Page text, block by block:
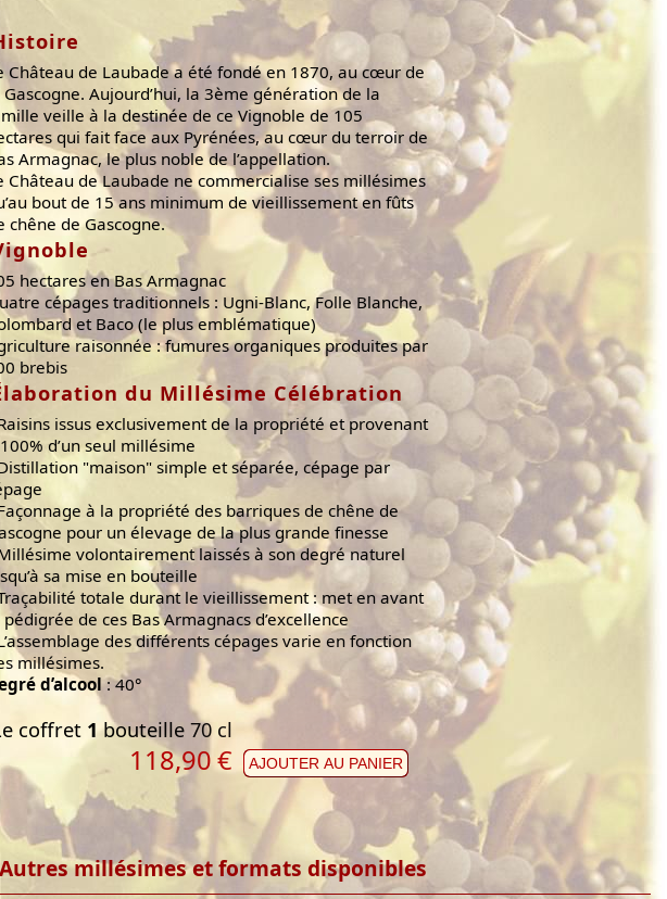
Château de Laubade a été fondé en 1870, au cœur de
Gascogne. Aujourd’hui, la 3ème génération de la
veille à la destinée de ce Vignoble de 105
qui fait face aux Pyrénées, au cœur du terroir de
Armagnac, le plus noble de l’appellation.
Château de Laubade ne commercialise ses millésimes
bout de 15 ans minimum de vieillissement en fûts
chêne de Gascogne.
hectares en Bas Armagnac
cépages traditionnels : Ugni-Blanc, Folle Blanche,
et Baco (le plus emblématique)
raisonnée : fumures organiques produites par
brebis
du Millésime Célébration
issus exclusivement de la propriété et provenant
d’un seul millésime
"maison" simple et séparée, cépage par
à la propriété des barriques de chêne de
pour un élevage de la plus grande finesse
volontairement laissés à son degré naturel
sa mise en bouteille
totale durant le vieillissement : met en avant
de ces Bas Armagnacs d’excellence
des différents cépages varie en fonction
millésimes.
d’alcool: 40°
coffret 1bouteille 70 cl
118,90€ AJOUTER AU PANIER
Autres millésimes et formats disponibles